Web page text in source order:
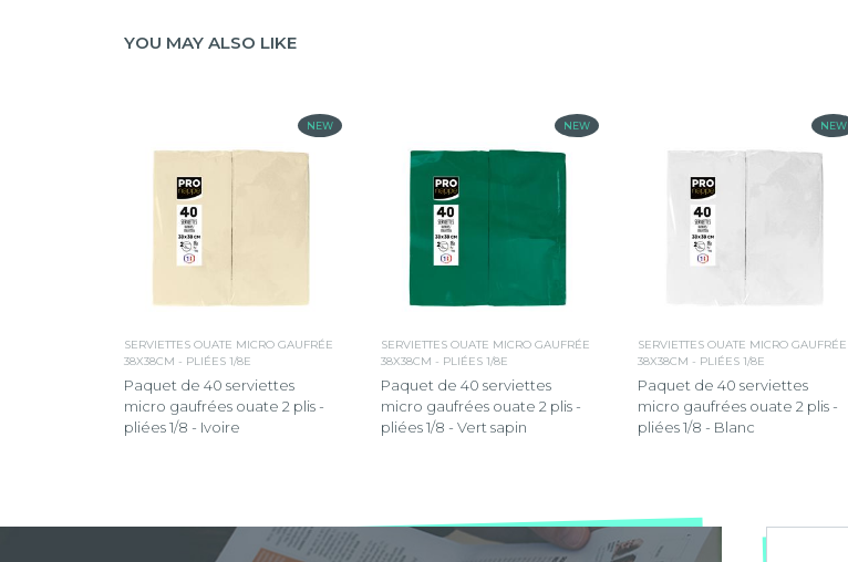
YOU MAY ALSO LIKE
NEW
SERVIETTES OUATE MICRO GAUFRÉE
38X38CM - PLIÉES 1/8E
Paquet de 40 serviettes
micro gaufrées ouate 2 plis -
pliées 1/8 - Ivoire
NEW
SERVIETTES OUATE MICRO GAUFRÉE
38X38CM - PLIÉES 1/8E
Paquet de 40 serviettes
micro gaufrées ouate 2 plis -
pliées 1/8 - Vert sapin
NEW
SERVIETTES OUATE MICRO GAUFRÉE
38X38CM - PLIÉES 1/8E
Paquet de 40 serviettes
micro gaufrées ouate 2 plis -
pliées 1/8 - Blanc